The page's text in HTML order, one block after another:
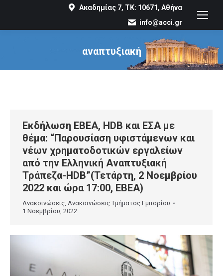
Ακαδημίας 7, ΤΚ: 10671, Αθήνα
info@acci.gr
αναπτυξιακή
You are here:
Εκδήλωση ΕΒΕΑ, HDB και ΕΣΑ με
θέμα: “Παρουσίαση υφιστάμενων και
νέων χρηματοδοτικών εργαλείων
από την Ελληνική Αναπτυξιακή
Τράπεζα-HDB”(Τετάρτη, 2 Νοεμβρίου
2022 και ώρα 17:00, ΕΒΕΑ)
Ανακοινώσεις, Ανακοινώσεις Τμήματος Εμπορίου
1 Νοεμβρίου, 2022